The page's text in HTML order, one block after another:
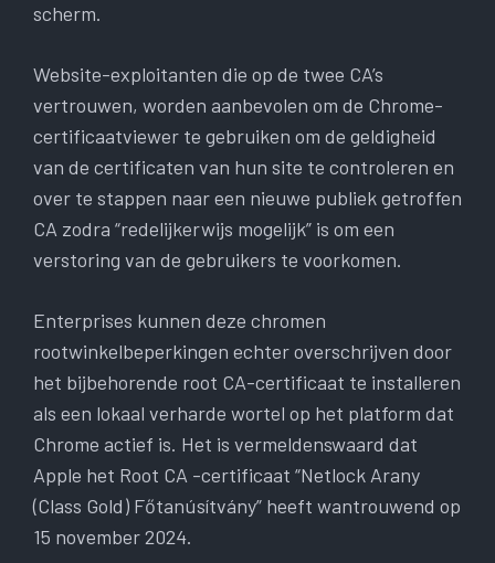
scherm.
Website-exploitanten die op de twee CA’s
vertrouwen, worden aanbevolen om de Chrome-
certificaatviewer te gebruiken om de geldigheid
van de certificaten van hun site te controleren en
over te stappen naar een nieuwe publiek getroffen
CA zodra “redelijkerwijs mogelijk” is om een ​​
verstoring van de gebruikers te voorkomen.
Enterprises kunnen deze chromen
rootwinkelbeperkingen echter overschrijven door
het bijbehorende root CA-certificaat te installeren
als een lokaal verharde wortel op het platform dat
Chrome actief is. Het is vermeldenswaard dat
Apple het Root CA -certificaat “Netlock Arany
(Class Gold) Főtanúsítvány” heeft wantrouwend op
15 november 2024.